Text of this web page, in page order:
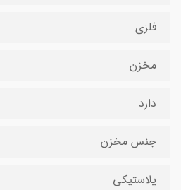
فلزی
مخزن
دارد
جنس مخزن
پلاستیکی